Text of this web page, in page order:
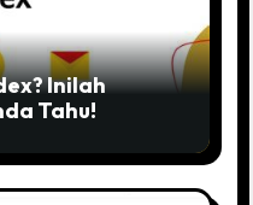
Inilah
Tahu!